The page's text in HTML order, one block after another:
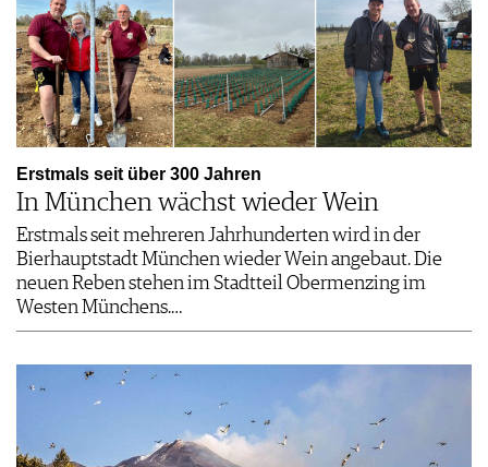
Erstmals seit über 300 Jahren
In München wächst wieder Wein
Erstmals seit mehreren Jahrhunderten wird in der
Bierhauptstadt München wieder Wein angebaut. Die
neuen Reben stehen im Stadtteil Obermenzing im
Westen Münchens.…